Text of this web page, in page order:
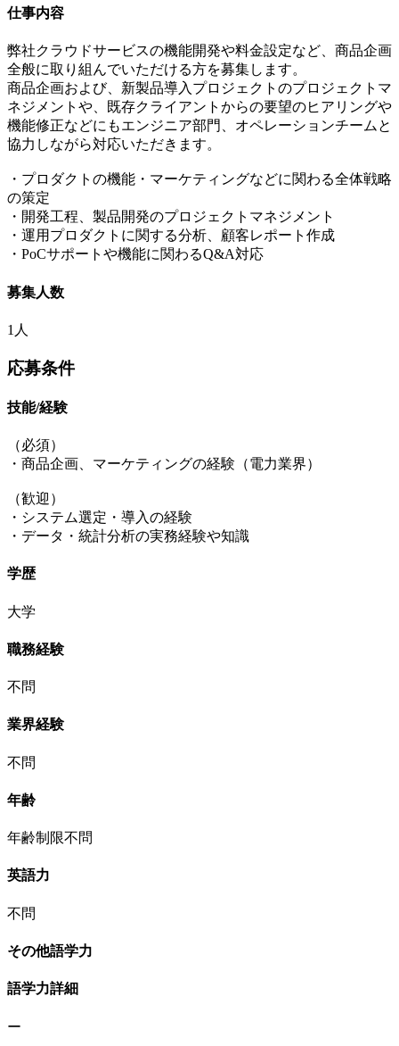
仕事内容
弊社クラウドサービスの機能開発や料金設定など、商品企画
全般に取り組んでいただける方を募集します。
商品企画および、新製品導入プロジェクトのプロジェクトマ
ネジメントや、既存クライアントからの要望のヒアリングや
機能修正などにもエンジニア部門、オペレーションチームと
協力しながら対応いただきます。
・プロダクトの機能・マーケティングなどに関わる全体戦略
の策定
・開発工程、製品開発のプロジェクトマネジメント
・運用プロダクトに関する分析、顧客レポート作成
・PoCサポートや機能に関わるQ&A対応
募集人数
1人
応募条件
技能/経験
（必須）
・商品企画、マーケティングの経験（電力業界）
（歓迎）
・システム選定・導入の経験
・データ・統計分析の実務経験や知識
学歴
大学
職務経験
不問
業界経験
不問
年齢
年齢制限不問
英語力
不問
その他語学力
語学力詳細
ー